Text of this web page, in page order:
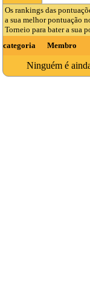
Os rankings das
a sua melhor pontuação
Torneio para bater a sua
categoria
Membro
Ninguém é